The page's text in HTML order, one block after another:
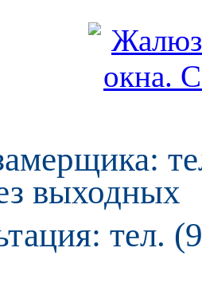
выходных
тел.